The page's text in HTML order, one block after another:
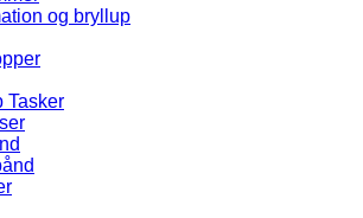
og bryllup
Tasker